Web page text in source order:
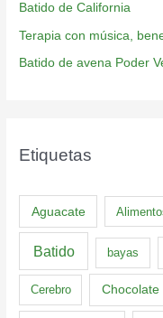
Batido de California
Terapia con música,
Batido de avena Poder
Etiquetas
Aguacate
Batido bayas
Cerebro Chocolate